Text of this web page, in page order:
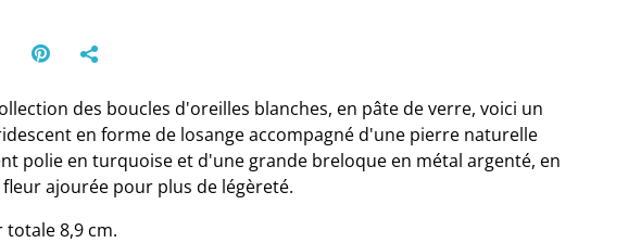
des boucles d'oreilles blanches, en pâte de verre, voici un
en forme de losange accompagné d'une pierre naturelle
polie en turquoise et d'une grande breloque en métal argenté, en
ajourée pour plus de légèreté.
totale 8,9 cm.